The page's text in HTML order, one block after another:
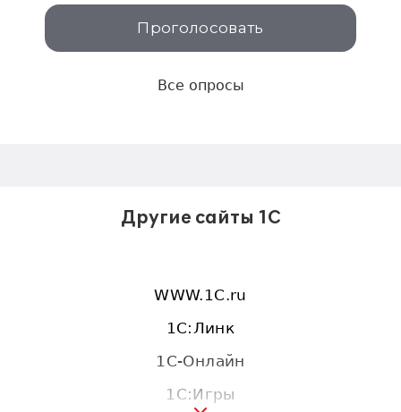
Проголосовать
Все опросы
Другие сайты 1С
WWW.1С.ru
1С:Линк
1С-Онлайн
1C:Игры